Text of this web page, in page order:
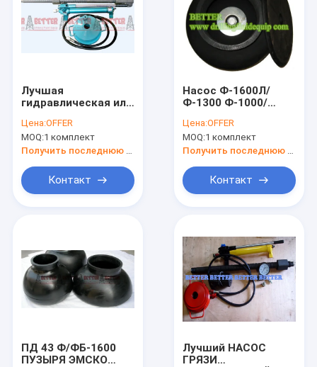
Лучшая
гидравлическая или
пулера в/пуллер
места клапана для
Триплекс насоса
соответствующего
к хлебопеку СПД
Цена:OFFER
MOQ:1 комплект
Контакт
Насос Ф-1600Л/
Ф-1300 Ф-1000/
дзяграмф КБ75 К45
НБР ХНБР Ф/Муд
гасителя & пузыря
насоса грязи БОМКО
Цена:OFFER
MOQ:1 комплект
Контакт
ПД 43 Ф/ФБ-1600
ПУЗЫРЯ ЭМСКО
Лучший НАСОС
ГРЯЗИ